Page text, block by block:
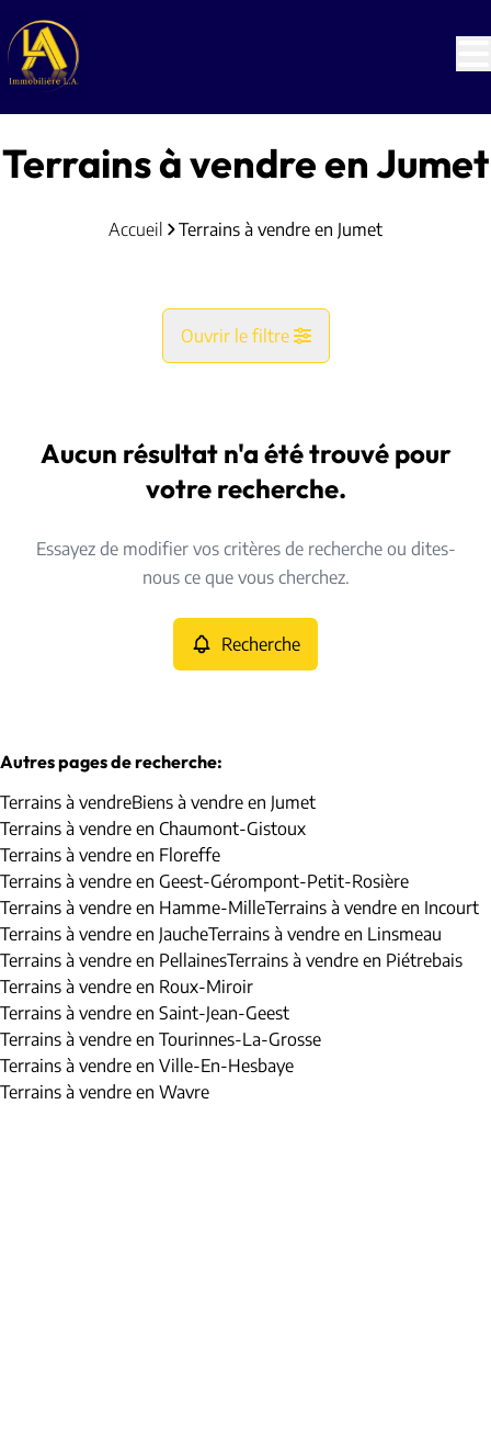
Terrains à vendre en Jumet
Accueil Terrains à vendre en Jumet
Ouvrir le filtre
Jumet (6040)
Remove
Terrains
Remove
Max. budget
Chercher
Vue de la carte
Recherche Trier par
Aucun résultat n'a été trouvé pour
votre recherche.
Essayez de modifier vos critères de recherche ou dites-
nous ce que vous cherchez.
Recherche
Autres pages de recherche:
Terrains à vendreBiens à vendre en Jumet
Terrains à vendre en Chaumont-Gistoux
Terrains à vendre en Floreffe
Terrains à vendre en Geest-Gérompont-Petit-Rosière
Terrains à vendre en Hamme-MilleTerrains à vendre en Incourt
Terrains à vendre en JaucheTerrains à vendre en Linsmeau
Terrains à vendre en PellainesTerrains à vendre en Piétrebais
Terrains à vendre en Roux-Miroir
Terrains à vendre en Saint-Jean-Geest
Terrains à vendre en Tourinnes-La-Grosse
Terrains à vendre en Ville-En-Hesbaye
Terrains à vendre en Wavre